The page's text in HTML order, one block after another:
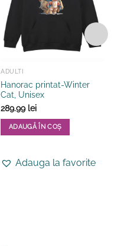
ADULTI
Hanorac printat-Winter
Cat, Unisex
289.99 lei
ADAUGĂ ÎN COȘ
are Adauga la favorite